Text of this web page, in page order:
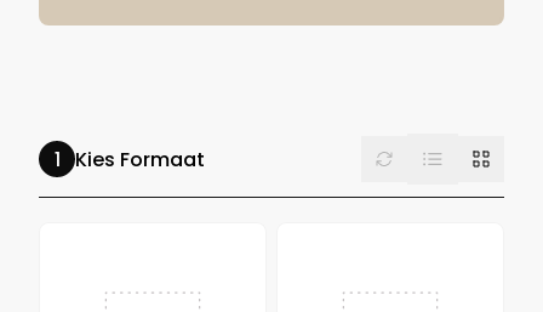
Kies Formaat Reset List Grid